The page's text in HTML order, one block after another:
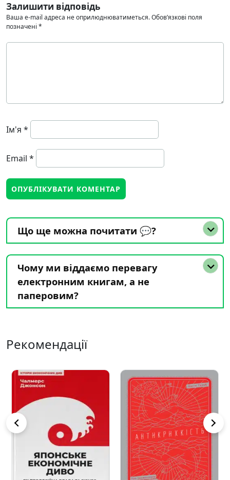
Залишити відповідь
Ваша e-mail адреса не оприлюднюватиметься.Обов’язкові поля
позначені *
Ім'я *
Email *
Що ще можна почитати 💬?
Чому ми віддаємо перевагу
електронним книгам, а не
паперовим?
Рекомендації